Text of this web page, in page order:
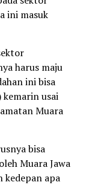
ini masuk
harus maju
ini bisa
usai
Muara
bisa
Muara Jawa
kedepan apa